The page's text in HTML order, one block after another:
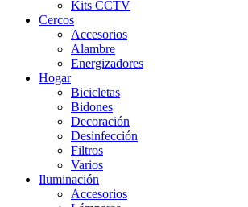
Kits CCTV
Cercos
Accesorios
Alambre
Energizadores
Hogar
Bicicletas
Bidones
Decoración
Desinfección
Filtros
Varios
Iluminación
Accesorios